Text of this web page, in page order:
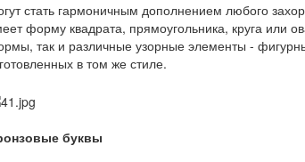
стать гармоничным дополнением любого
форму квадрата, прямоугольника, круга или
так и различные узорные элементы -
в том же стиле.
буквы